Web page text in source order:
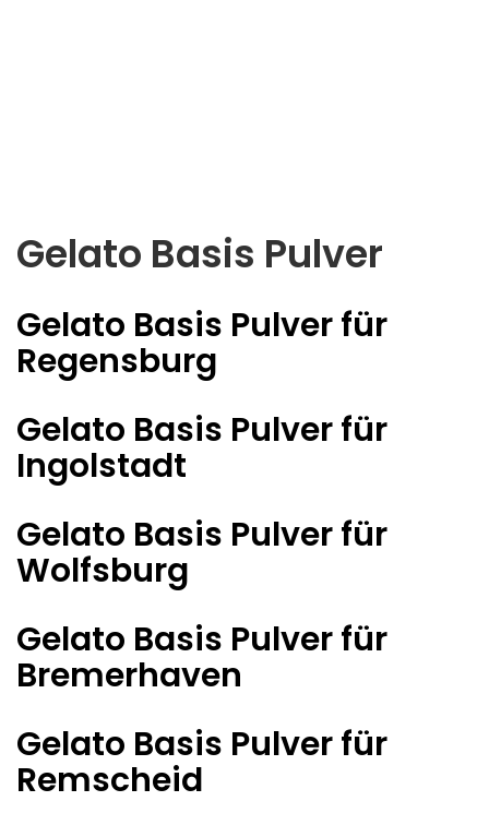
Gelato Basis Pulver
Gelato Basis Pulver für
Regensburg
Gelato Basis Pulver für
Ingolstadt
Gelato Basis Pulver für
Wolfsburg
Gelato Basis Pulver für
Bremerhaven
Gelato Basis Pulver für
Remscheid